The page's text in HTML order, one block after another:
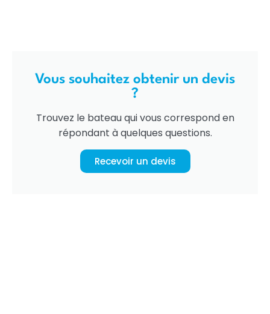
Vous souhaitez obtenir un devis
?
Trouvez le bateau qui vous correspond en
répondant à quelques questions.
Recevoir un devis